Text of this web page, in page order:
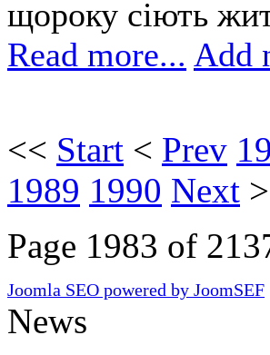
щороку сіють
Read more... Add
<< Start < Prev
1989 1990 Next >
Page 1983 of
Joomla SEO powered by JoomSEF
News